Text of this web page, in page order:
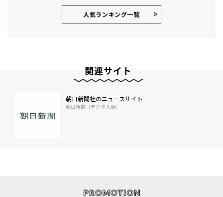
人気ランキング⼀覧
関連サイト
朝日新聞社のニュースサイト
朝日新聞（デジタル版）